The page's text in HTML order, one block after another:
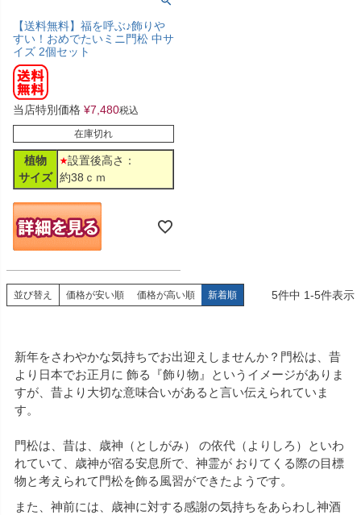
【送料無料】福を呼ぶ♪飾りや
すい！おめでたいミニ門松 中サ
イズ 2個セット
当店特別価格 ¥7,480税込
在庫切れ
植物
サイズ
設置後高さ：
約38ｃｍ
並び替え 価格が安い順 価格が高い順 新着順 5件中 1-5件表示
新年をさわやかな気持ちでお出迎えしませんか？門松は、昔
より日本でお正月に 飾る『飾り物』というイメージがありま
すが、昔より大切な意味合いがあると言い伝えられていま
す。
門松は、昔は、歳神（としがみ） の依代（よりしろ）といわ
れていて、歳神が宿る安息所で、神霊が おりてくる際の目標
物と考えられて門松を飾る風習ができたようです。
また、神前には、歳神に対する感謝の気持ちをあらわし神酒